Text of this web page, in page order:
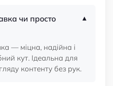
чи просто
— міцна, надійна і
кут. Ідеальна для
контенту без рук.